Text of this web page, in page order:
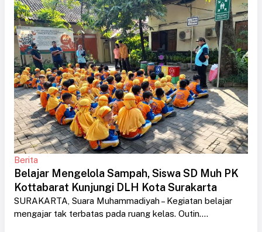
Berita
Belajar Mengelola Sampah, Siswa SD Muh PK
Kottabarat Kunjungi DLH Kota Surakarta
SURAKARTA, Suara Muhammadiyah – Kegiatan belajar
mengajar tak terbatas pada ruang kelas. Outin....